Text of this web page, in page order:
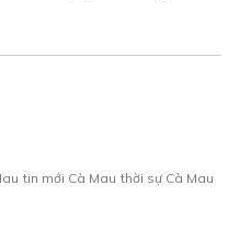
tin mới Cà Mau thời sự Cà Mau